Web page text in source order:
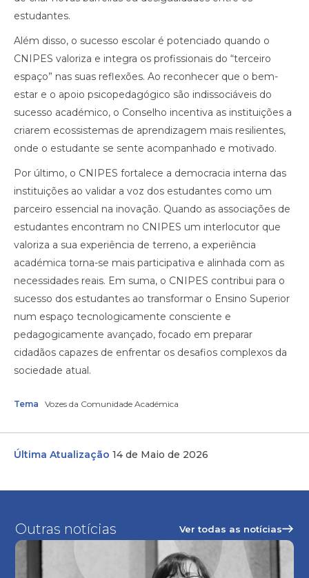
estudantes.
Além disso, o sucesso escolar é potenciado quando o
CNIPES valoriza e integra os profissionais do “terceiro
espaço” nas suas reflexões. Ao reconhecer que o bem-
estar e o apoio psicopedagógico são indissociáveis do
sucesso académico, o Conselho incentiva as instituições a
criarem ecossistemas de aprendizagem mais resilientes,
onde o estudante se sente acompanhado e motivado.
Por último, o CNIPES fortalece a democracia interna das
instituições ao validar a voz dos estudantes como um
parceiro essencial na inovação. Quando as associações de
estudantes encontram no CNIPES um interlocutor que
valoriza a sua experiência de terreno, a experiência
académica torna-se mais participativa e alinhada com as
necessidades reais. Em suma, o CNIPES contribui para o
sucesso dos estudantes ao transformar o Ensino Superior
num espaço tecnologicamente consciente e
pedagogicamente avançado, focado em preparar
cidadãos capazes de enfrentar os desafios complexos da
sociedade atual.
Tema Vozes da Comunidade Académica
Última Atualização 14 de Maio de 2026
Outras notícias Ver todas as notícias